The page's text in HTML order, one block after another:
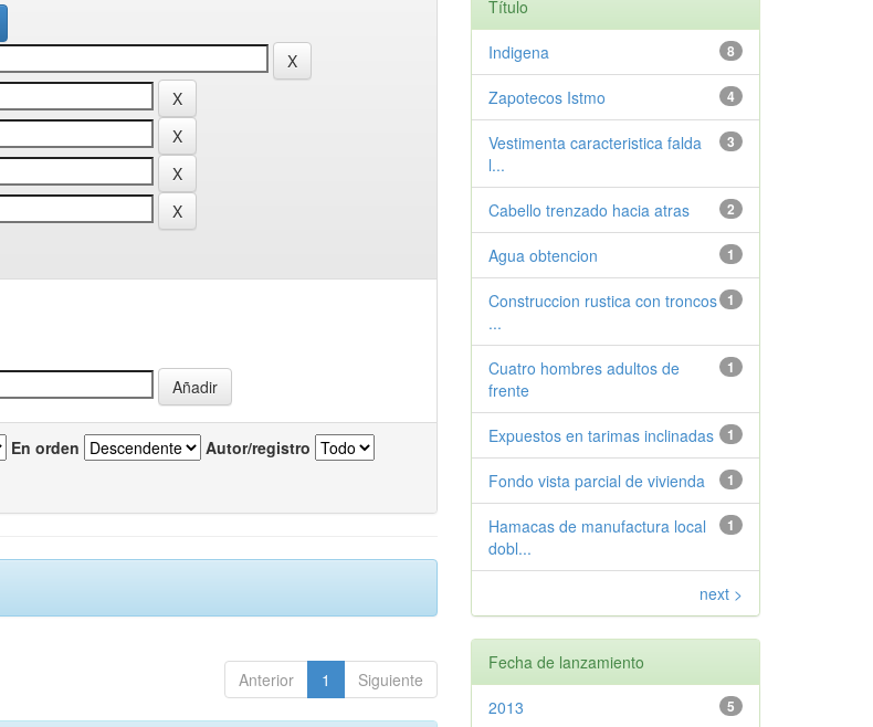
En orden Autor/registro
Anterior 1 Siguiente
Título
8
Indigena
4
Zapotecos Istmo
3
Vestimenta caracteristica falda
l...
2
Cabello trenzado hacia atras
1
Agua obtencion
1
Construccion rustica con troncos
...
1
Cuatro hombres adultos de
frente
1
Expuestos en tarimas inclinadas
1
Fondo vista parcial de vivienda
1
Hamacas de manufactura local
dobl...
next >
Fecha de lanzamiento
5
2013